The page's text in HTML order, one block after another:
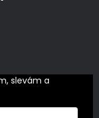
slevám a